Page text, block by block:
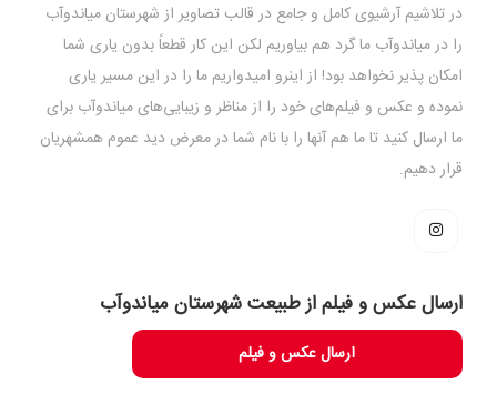
در تلاشیم آرشیوی کامل و جامع در قالب تصاویر از شهرستان میاندوآب
را در میاندوآب ما گرد هم بیاوریم لکن این کار قطعاً بدون یاری شما
امکان پذیر نخواهد بود! از اینرو امیدواریم ما را در این مسیر یاری
نموده و عکس و فیلم‌های خود را از مناظر و زیبایی‌های میاندوآب برای
ما ارسال کنید تا ما هم آنها را با نام شما در معرض دید عموم همشهریان
قرار دهیم.
ارسال عکس و فیلم از طبیعت شهرستان میاندوآب
ارسال عکس و فیلم